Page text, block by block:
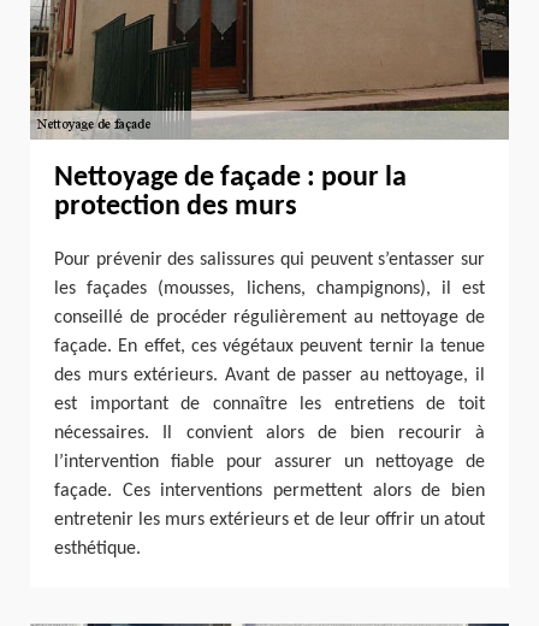
Nettoyage de façade : pour la
protection des murs
Pour prévenir des salissures qui peuvent s’entasser sur
les façades (mousses, lichens, champignons), il est
conseillé de procéder régulièrement au nettoyage de
façade. En effet, ces végétaux peuvent ternir la tenue
des murs extérieurs. Avant de passer au nettoyage, il
est important de connaître les entretiens de toit
nécessaires. Il convient alors de bien recourir à
l’intervention fiable pour assurer un nettoyage de
façade. Ces interventions permettent alors de bien
entretenir les murs extérieurs et de leur offrir un atout
esthétique.